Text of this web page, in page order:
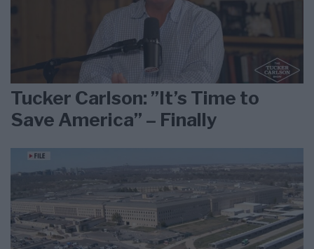
Tucker Carlson: ”It’s Time to
Save America” – Finally